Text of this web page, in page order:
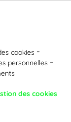
cookies
personnelles
des cookies